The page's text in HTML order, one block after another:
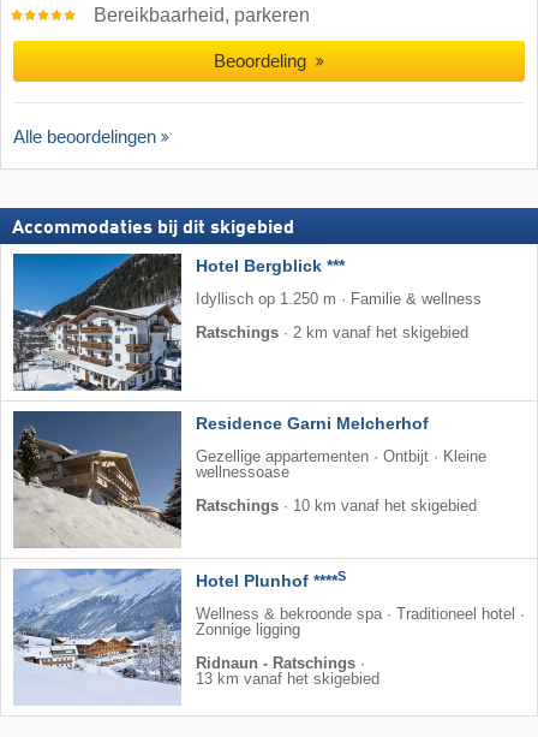
Bereikbaarheid, parkeren
Beoordeling
Alle beoordelingen
Accommodaties bij dit skigebied
Hotel Bergblick ***
Idyllisch op 1.250 m · Familie & wellness
Ratschings · 2 km vanaf het skigebied
Residence Garni Melcherhof
Gezellige appartementen · Ontbijt · Kleine
wellnessoase
Ratschings · 10 km vanaf het skigebied
Hotel Plunhof ****S
Wellness & bekroonde spa · Traditioneel hotel ·
Zonnige ligging
Ridnaun - Ratschings ·
13 km vanaf het skigebied